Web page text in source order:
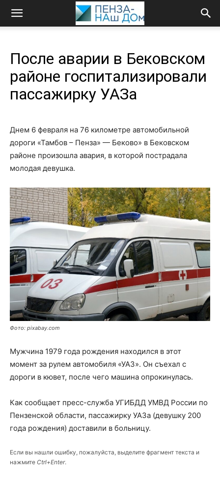
После аварии в Бековском
районе госпитализировали
пассажирку УАЗа
Днем 6 февраля на 76 километре автомобильной
дороги «Тамбов – Пенза» — Беково» в Бековском
районе произошла авария, в которой пострадала
молодая девушка.
Фото: pixabay.com
Мужчина 1979 года рождения находился в этот
момент за рулем автомобиля «УАЗ». Он съехал с
дороги в кювет, после чего машина опрокинулась.
Как сообщает пресс-служба УГИБДД УМВД России по
Пензенской области, пассажирку УАЗа (девушку 200
года рождения) доставили в больницу.
Если вы нашли ошибку, пожалуйста, выделите фрагмент текста и
нажмите Ctrl+Enter.